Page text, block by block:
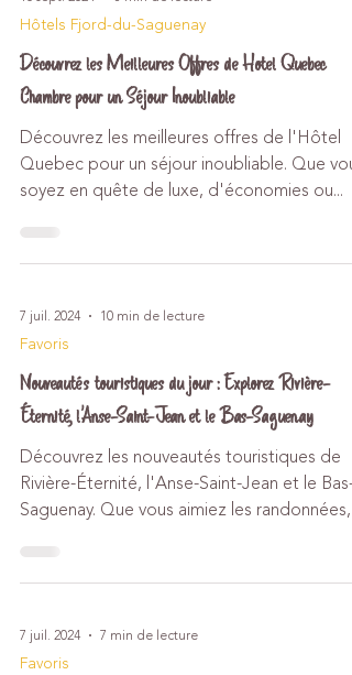
10 sept. 2024 8 min de lecture
Hôtels Fjord-du-Saguenay
Découvrez les Meilleures Offres de Hotel Quebec
Chambre pour un Séjour Inoubliable
Découvrez les meilleures offres de l'Hôtel
soyez en quête de luxe, d'économies ou...
7 juil. 2024 10 min de lecture
Favoris
Nouveautés touristiques du jour : Explorez Rivière-
Éternité, l'Anse-Saint-Jean et le Bas-Saguenay
Découvrez les nouveautés touristiques de
Saguenay. Que vous aimiez les randonnées,